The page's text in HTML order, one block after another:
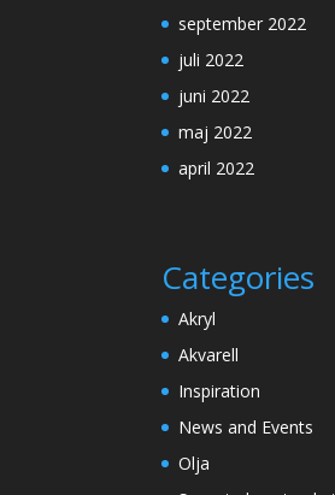
september 2022
juli 2022
juni 2022
maj 2022
april 2022
Categories
Akryl
Akvarell
Inspiration
News and Events
Olja